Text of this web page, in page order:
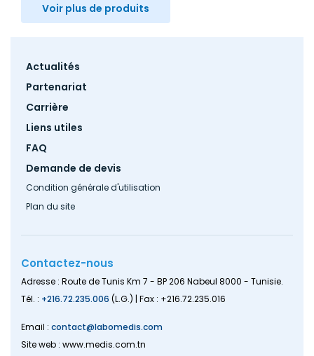
Voir plus de produits
Footer
Actualités
Partenariat
Carrière
Liens utiles
FAQ
Demande de devis
Condition générale d'utilisation
Plan du site
Contactez-nous
Adresse : Route de Tunis Km 7 - BP 206 Nabeul 8000 - Tunisie.
Tél. : +216.72.235.006 (L.G.) | Fax : +216.72.235.016
Email : contact@labomedis.com
Site web : www.medis.com.tn